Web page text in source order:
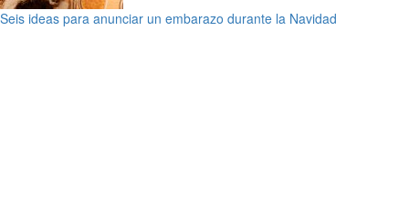
Seis ideas para anunciar un embarazo durante la Navidad